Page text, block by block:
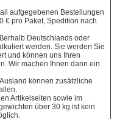
aufgegebenen Bestellungen
€ pro Paket, Spedition nach
Deutschlands oder
werden. Sie werden Sie
und können uns Ihren
Wir machen Ihnen dann ein
können zusätzliche
Artikelseiten sowie im
über 30 kg ist kein